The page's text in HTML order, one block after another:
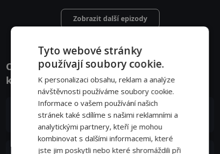
Zobrazit další epizody
Obsazení filmu nebo pořadu Chapadla
korupce - Herci a tvůrci
Pau Durà
Zarrategui
Tyto webové stránky
používají soubory cookie.
K personalizaci obsahu, reklam a analýze
návštěvnosti používáme soubory cookie.
Informace o vašem používání našich
stránek také sdílíme s našimi reklamními a
analytickými partnery, kteří je mohou
kombinovat s dalšími informacemi, které
jste jim poskytli nebo které shromáždili při